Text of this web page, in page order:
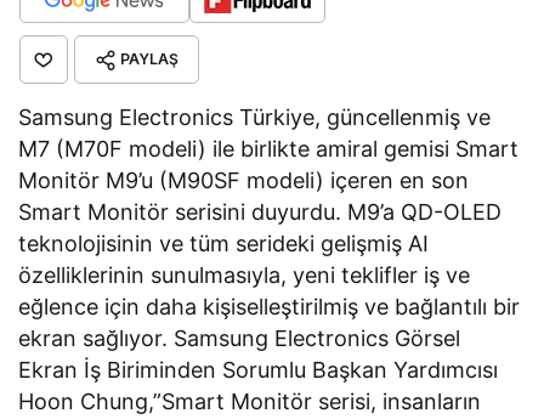
PAYLAŞ
Samsung Electronics Türkiye, güncellenmiş ve
M7 (M70F modeli) ile birlikte amiral gemisi Smart
Monitör M9’u (M90SF modeli) içeren en son
Smart Monitör serisini duyurdu. M9’a QD-OLED
teknolojisinin ve tüm serideki gelişmiş AI
özelliklerinin sunulmasıyla, yeni teklifler iş ve
eğlence için daha kişiselleştirilmiş ve bağlantılı bir
ekran sağlıyor. Samsung Electronics Görsel
Ekran İş Biriminden Sorumlu Başkan Yardımcısı
Hoon Chung,”Smart Monitör serisi, insanların